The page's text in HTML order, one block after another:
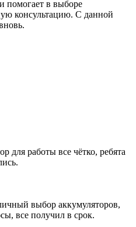
помогает в выборе
консультацию. С данной
для работы все чётко, ребята
выбор аккумуляторов,
все получил в срок.